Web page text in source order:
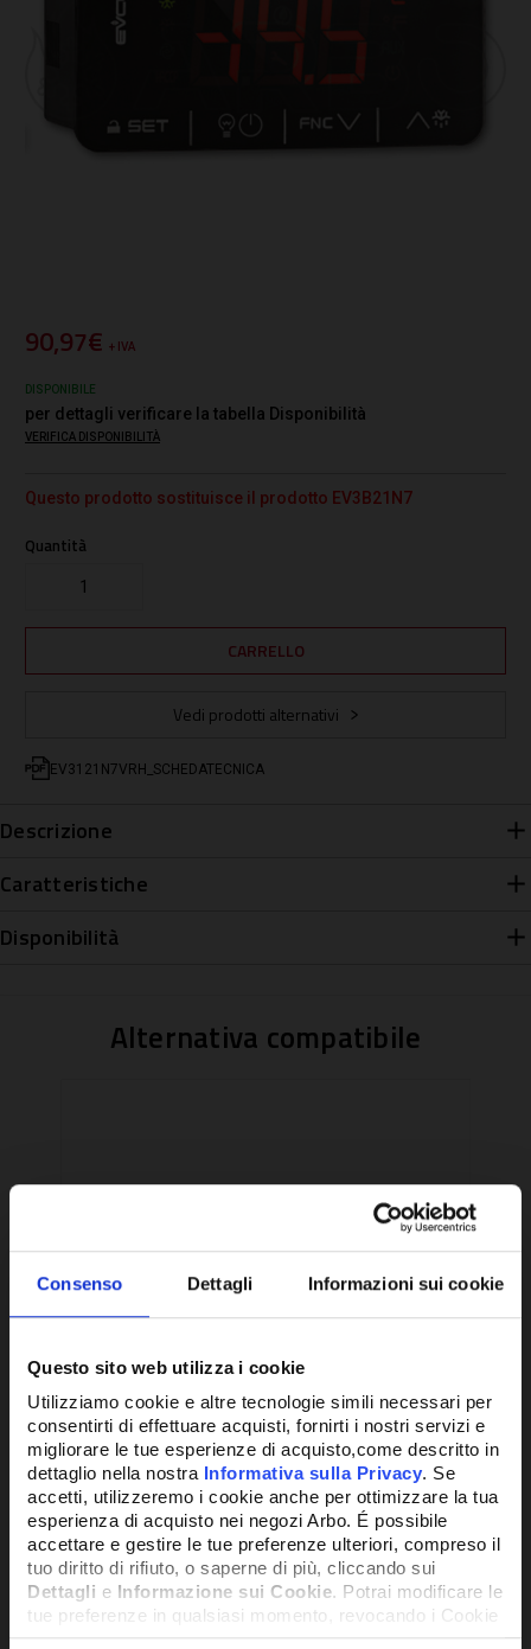
Consenso Dettagli Informazioni sui cookie
Questo sito web utilizza i cookie
Utilizziamo cookie e altre tecnologie simili necessari per
consentirti di effettuare acquisti, fornirti i nostri servizi e
migliorare le tue esperienze di acquisto,come descritto in
dettaglio nella nostra Informativa sulla Privacy. Se
accetti, utilizzeremo i cookie anche per ottimizzare la tua
esperienza di acquisto nei negozi Arbo. É possibile
accettare e gestire le tue preferenze ulteriori, compreso il
tuo diritto di rifiuto, o saperne di più, cliccando sui
Dettagli e Informazione sui Cookie. Potrai modificare le
tue preferenze in qualsiasi momento, revocando i Cookie
precedentemente autorizzati, direttamente dalle
90,97€ + IVA
DISPONIBILE
per dettagli verificare la tabella Disponibilità
VERIFICA DISPONIBILITÀ
Questo prodotto sostituisce il prodotto EV3B21N7
Quantità
Vedi prodotti alternativi
EV3121N7VRH_SCHEDATECNICA
Descrizione
Caratteristiche
Disponibilità
Alternativa compatibile
TERMOSTATO ELIWELL IDPLUS 961
NTC 2HP 230 VAC
131,12€